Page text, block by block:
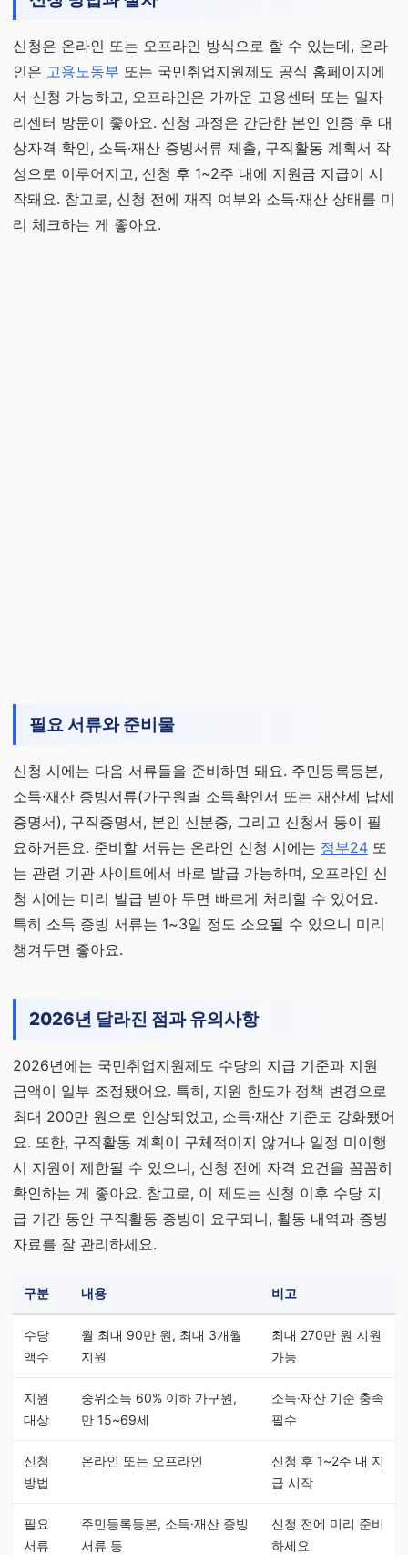
신청은 온라인 또는 오프라인 방식으로 할 수 있는데, 온라
인은 고용노동부 또는 국민취업지원제도 공식 홈페이지에
서 신청 가능하고, 오프라인은 가까운 고용센터 또는 일자
리센터 방문이 좋아요. 신청 과정은 간단한 본인 인증 후 대
상자격 확인, 소득·재산 증빙서류 제출, 구직활동 계획서 작
성으로 이루어지고, 신청 후 1~2주 내에 지원금 지급이 시
작돼요. 참고로, 신청 전에 재직 여부와 소득·재산 상태를 미
리 체크하는 게 좋아요.
필요 서류와 준비물
신청 시에는 다음 서류들을 준비하면 돼요. 주민등록등본,
소득·재산 증빙서류(가구원별 소득확인서 또는 재산세 납세
증명서), 구직증명서, 본인 신분증, 그리고 신청서 등이 필
요하거든요. 준비할 서류는 온라인 신청 시에는 정부24 또
는 관련 기관 사이트에서 바로 발급 가능하며, 오프라인 신
청 시에는 미리 발급 받아 두면 빠르게 처리할 수 있어요.
특히 소득 증빙 서류는 1~3일 정도 소요될 수 있으니 미리
챙겨두면 좋아요.
2026년 달라진 점과 유의사항
2026년에는 국민취업지원제도 수당의 지급 기준과 지원
금액이 일부 조정됐어요. 특히, 지원 한도가 정책 변경으로
최대 200만 원으로 인상되었고, 소득·재산 기준도 강화됐어
요. 또한, 구직활동 계획이 구체적이지 않거나 일정 미이행
시 지원이 제한될 수 있으니, 신청 전에 자격 요건을 꼼꼼히
확인하는 게 좋아요. 참고로, 이 제도는 신청 이후 수당 지
급 기간 동안 구직활동 증빙이 요구되니, 활동 내역과 증빙
자료를 잘 관리하세요.
구분 내용 비고
수당
액수
월 최대 90만 원, 최대 3개월
지원
최대 270만 원 지원
가능
지원
대상
중위소득 60% 이하 가구원,
만 15~69세
소득·재산 기준 충족
필수
신청
방법
온라인 또는 오프라인
신청 후 1~2주 내 지
급 시작
필요
서류
주민등록등본, 소득·재산 증빙
서류 등
신청 전에 미리 준비
하세요